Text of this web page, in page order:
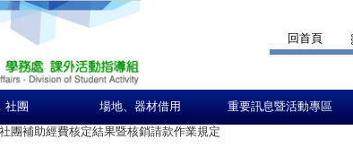
回首頁
社團 場地、器材借用 重要訊息暨活動專區
團補助經費核定結果暨核銷請款作業規定